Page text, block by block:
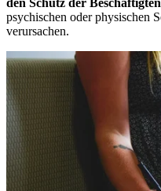
den Schutz der Beschäftigten
psychischen oder physischen
verursachen.